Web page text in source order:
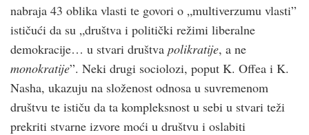
nabraja 43 oblika vlasti te govori o „multiverzumu vlasti”
ističući da su „društva i politički režimi liberalne
demokracije… u stvari društva polikratije, a ne
monokratije”. Neki drugi sociolozi, poput K. Offea i K.
Nasha, ukazuju na složenost odnosa u suvremenom
društvu te ističu da ta kompleksnost u sebi u stvari teži
prekriti stvarne izvore moći u društvu i oslabiti